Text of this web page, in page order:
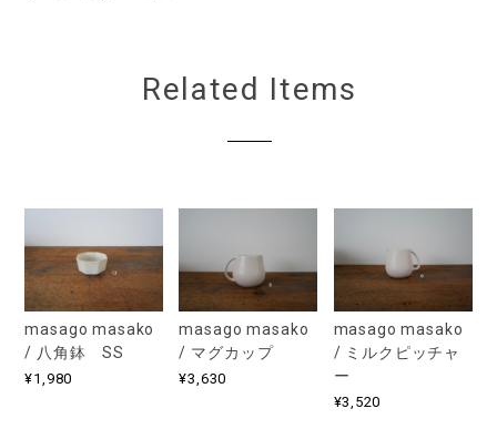
Related Items
masago masako
/ 八角鉢 SS
¥1,980
masago masako
/ マグカップ
¥3,630
masago masako
/ ミルクピッチャ
ー
¥3,520